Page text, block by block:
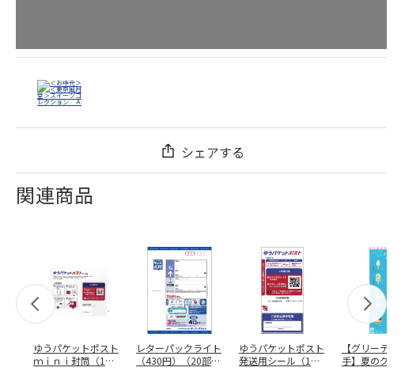
シェアする
関連商品
ゆうパケットポスト
ｍｉｎｉ封筒（1個
レターパックライト
（430円）（20部セ
ゆうパケットポスト
発送用シール（1個
【グリーティング切
手】夏のグリーティ